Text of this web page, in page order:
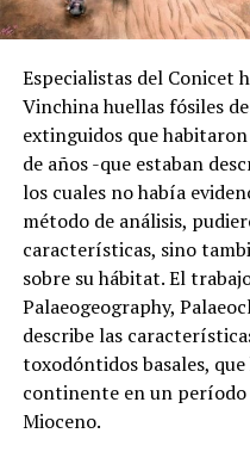
Especialistas del Conicet
Vinchina huellas fósiles
extinguidos que
de años -que estaban
los cuales no había
método de análisis,
características, sino
sobre su hábitat. El
Palaeogeography,
describe las
toxodóntidos basales,
continente en un
Mioceno.